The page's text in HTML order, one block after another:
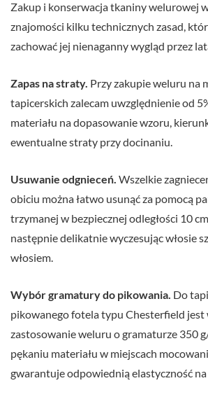
Zakup i konserwacja tkaniny welurowej
znajomości kilku technicznych zasad,
zachować jej nienaganny wygląd przez
Zapas na straty. Przy zakupie weluru na
tapicerskich zalecam uwzględnienie od
materiału na dopasowanie wzoru,
ewentualne straty przy docinaniu.
Usuwanie odgnieceń. Wszelkie
obiciu można łatwo usunąć za pomocą
trzymanej w bezpiecznej odległości 10
następnie delikatnie wyczesując włosie
włosiem.
Wybór gramatury do pikowania. Do
pikowanego fotela typu Chesterfield jest
zastosowanie weluru o gramaturze 350
pękaniu materiału w miejscach
gwarantuje odpowiednią elastyczność na